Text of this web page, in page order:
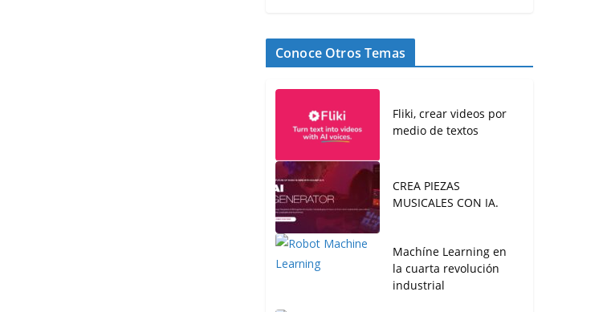
Conoce Otros Temas
Fliki, crear videos por
medio de textos
CREA PIEZAS
MUSICALES CON IA.
Machíne Learning en
la cuarta revolución
industrial